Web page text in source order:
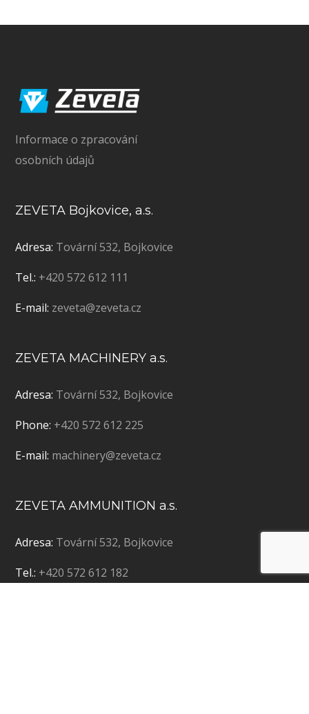
Informace o zpracování
osobních údajů
ZEVETA Bojkovice, a.s.
Adresa: Tovární 532, Bojkovice
Tel.: +420 572 612 111
E-mail: zeveta@zeveta.cz
ZEVETA MACHINERY a.s.
Adresa: Tovární 532, Bojkovice
Phone: +420 572 612 225
E-mail: machinery@zeveta.cz
ZEVETA AMMUNITION a.s.
Adresa: Tovární 532, Bojkovice
Tel.: +420 572 612 182